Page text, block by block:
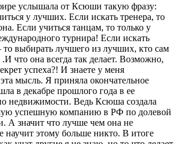
услышала от Ксюши такую фразу:
у лучших. Если искать тренера, то
Если учиться танцам, то только у
турнира! Если искать
выбирать лучшего из лучших, кто сам
.И что она всегда так делает. Возможно,
успеха?! И знаете у меня
мысль. Я приняла окончательное
в декабре прошлого года в ее
недвижимости. Ведь Ксюша создала
успешную компанию в РФ по долевой
А значит что лучше чем она не
научит этому больше никто. В итоге